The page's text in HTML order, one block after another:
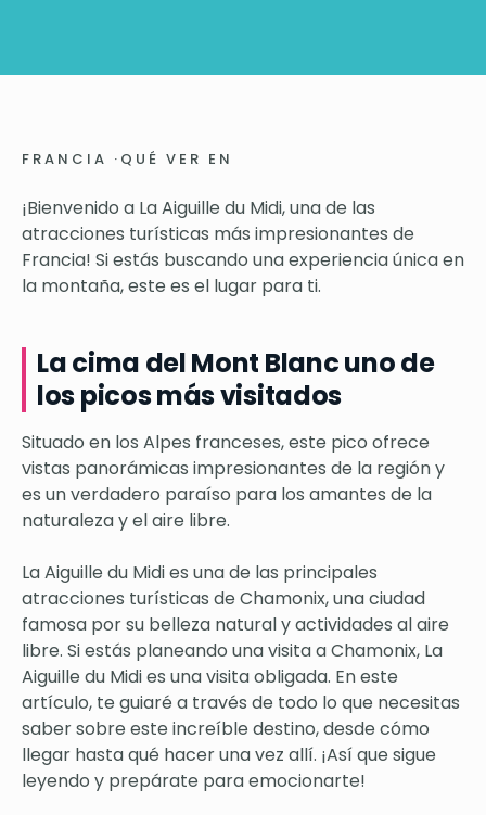
FRANCIA · QUÉ VER EN
¡Bienvenido a La Aiguille du Midi, una de las
atracciones turísticas más impresionantes de
Francia! Si estás buscando una experiencia única en
la montaña, este es el lugar para ti.
La cima del Mont Blanc uno de
los picos más visitados
Situado en los Alpes franceses, este pico ofrece
vistas panorámicas impresionantes de la región y
es un verdadero paraíso para los amantes de la
naturaleza y el aire libre.
La Aiguille du Midi es una de las principales
atracciones turísticas de Chamonix, una ciudad
famosa por su belleza natural y actividades al aire
libre. Si estás planeando una visita a Chamonix, La
Aiguille du Midi es una visita obligada. En este
artículo, te guiaré a través de todo lo que necesitas
saber sobre este increíble destino, desde cómo
llegar hasta qué hacer una vez allí. ¡Así que sigue
leyendo y prepárate para emocionarte!